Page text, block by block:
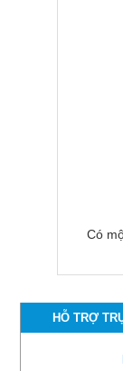
Có
HỖ TRỢ